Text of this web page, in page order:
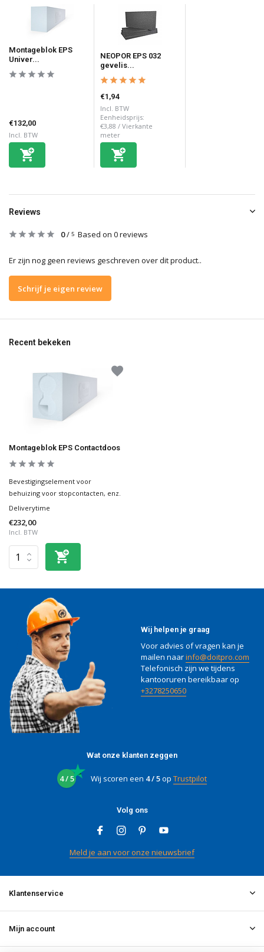
Montageblok EPS
Univer...
€132,00
Incl. BTW
NEOPOR EPS 032
gevelis...
€1,94
Incl. BTW
Eenheidsprijs:
€3,88 / Vierkante
meter
Reviews
0/ 5 Based on 0 reviews
Er zijn nog geen reviews geschreven over dit product..
Schrijf je eigen review
Recent bekeken
Montageblok EPS Contactdoos
Bevestigingselement voor
behuizing voor stopcontacten, enz.
Deliverytime
€232,00
Incl. BTW
Wij helpen je graag
Voor advies of vragen kan je
mailen naarinfo@doitpro.com
Telefonisch zijn we tijdens
kantooruren bereikbaar op
+3278250650
Wat onze klanten zeggen
4 / 5 Wij scoren een 4 / 5op Trustpilot
Volg ons
Meld je aan voor onze nieuwsbrief
Klantenservice
Mijn account